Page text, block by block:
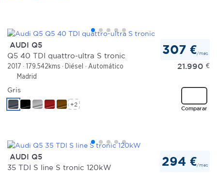
AUDI Q5
Q5 40 TDI quattro-ultra S tronic
2017 179.542kms Diésel
Automático
Madrid
307 €/mes
21.990 €
Comparar
Gris
+2
AUDI Q5
35 TDI S line S tronic 120kW
294 €/mes